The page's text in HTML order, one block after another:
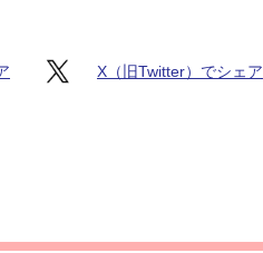
X（旧Twitter）でシェア